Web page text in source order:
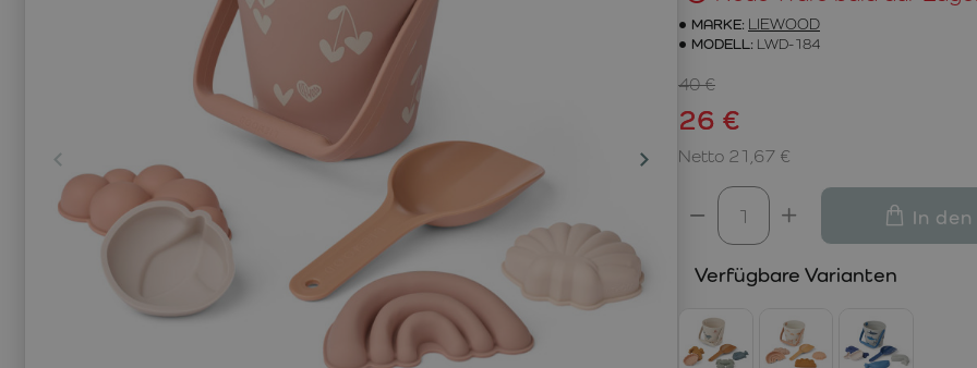
MARKE: LIEWOOD
MODELL: LWD-184
26 €
40 €
Netto 21,67 €
In
Verfügbare Varianten